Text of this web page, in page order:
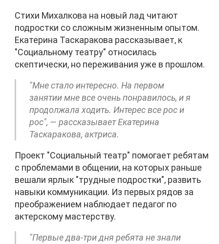
Стихи Михалкова на новый лад читают
подростки со сложным жизненным опытом.
Екатерина Таскаракова рассказывает, к
"Социальному театру" относилась
скептически, но переживания уже в прошлом.
"Мне стало интересно. На первом
занятии мне все очень понравилось, и я
продолжала ходить. Интерес все рос и
рос", — рассказывает Екатерина
Таскаракова, актриса.
Проект "Социальный театр" помогает ребятам
с проблемами в общении, на которых раньше
вешали ярлык "трудные подростки", развить
навыки коммуникации. Из первых рядов за
преображением наблюдает педагог по
актерскому мастерству.
"Первые два-три дня ребята не знали